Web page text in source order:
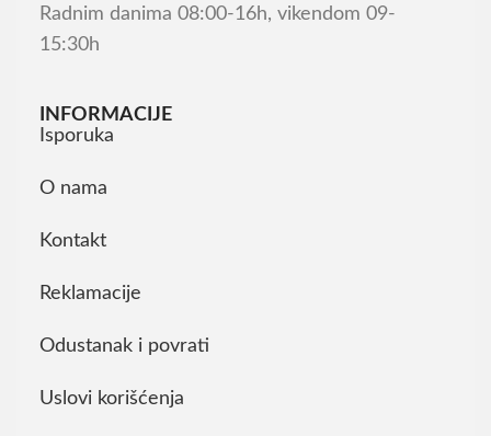
Radnim danima 08:00-16h, vikendom 09-
15:30h
INFORMACIJE
Isporuka
O nama
Kontakt
Reklamacije
Odustanak i povrati
Uslovi korišćenja